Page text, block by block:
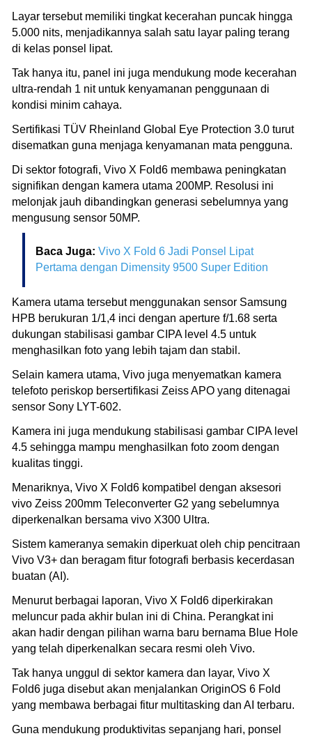
Layar tersebut memiliki tingkat kecerahan puncak hingga
5.000 nits, menjadikannya salah satu layar paling terang
di kelas ponsel lipat.
Tak hanya itu, panel ini juga mendukung mode kecerahan
ultra-rendah 1 nit untuk kenyamanan penggunaan di
kondisi minim cahaya.
Sertifikasi TÜV Rheinland Global Eye Protection 3.0 turut
disematkan guna menjaga kenyamanan mata pengguna.
Di sektor fotografi, Vivo X Fold6 membawa peningkatan
signifikan dengan kamera utama 200MP. Resolusi ini
melonjak jauh dibandingkan generasi sebelumnya yang
mengusung sensor 50MP.
Baca Juga: Vivo X Fold 6 Jadi Ponsel Lipat
Pertama dengan Dimensity 9500 Super Edition
Kamera utama tersebut menggunakan sensor Samsung
HPB berukuran 1/1,4 inci dengan aperture f/1.68 serta
dukungan stabilisasi gambar CIPA level 4.5 untuk
menghasilkan foto yang lebih tajam dan stabil.
Selain kamera utama, Vivo juga menyematkan kamera
telefoto periskop bersertifikasi Zeiss APO yang ditenagai
sensor Sony LYT-602.
Kamera ini juga mendukung stabilisasi gambar CIPA level
4.5 sehingga mampu menghasilkan foto zoom dengan
kualitas tinggi.
Menariknya, Vivo X Fold6 kompatibel dengan aksesori
vivo Zeiss 200mm Teleconverter G2 yang sebelumnya
diperkenalkan bersama vivo X300 Ultra.
Sistem kameranya semakin diperkuat oleh chip pencitraan
Vivo V3+ dan beragam fitur fotografi berbasis kecerdasan
buatan (AI).
Menurut berbagai laporan, Vivo X Fold6 diperkirakan
meluncur pada akhir bulan ini di China. Perangkat ini
akan hadir dengan pilihan warna baru bernama Blue Hole
yang telah diperkenalkan secara resmi oleh Vivo.
Tak hanya unggul di sektor kamera dan layar, Vivo X
Fold6 juga disebut akan menjalankan OriginOS 6 Fold
yang membawa berbagai fitur multitasking dan AI terbaru.
Guna mendukung produktivitas sepanjang hari, ponsel